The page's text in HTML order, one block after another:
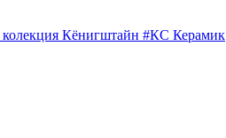
Кёнигштайн #КС Керамик